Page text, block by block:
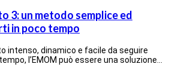
3: un metodo semplice ed
in poco tempo
intenso, dinamico e facile da seguire
l’EMOM può essere una soluzione…